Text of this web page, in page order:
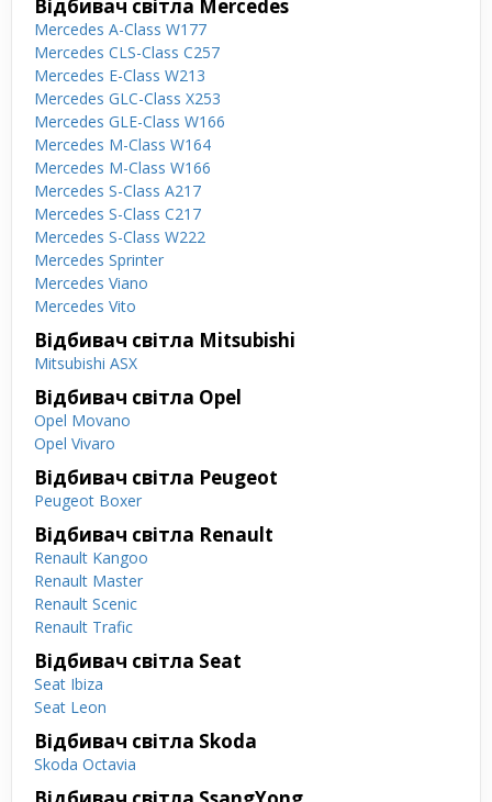
Відбивач світла Mercedes
Mercedes A-Class W177
Mercedes CLS-Class C257
Mercedes E-Class W213
Mercedes GLC-Class X253
Mercedes GLE-Class W166
Mercedes M-Class W164
Mercedes M-Class W166
Mercedes S-Class A217
Mercedes S-Class C217
Mercedes S-Class W222
Mercedes Sprinter
Mercedes Viano
Mercedes Vito
Відбивач світла Mitsubishi
Mitsubishi ASX
Відбивач світла Opel
Opel Movano
Opel Vivaro
Відбивач світла Peugeot
Peugeot Boxer
Відбивач світла Renault
Renault Kangoo
Renault Master
Renault Scenic
Renault Trafic
Відбивач світла Seat
Seat Ibiza
Seat Leon
Відбивач світла Skoda
Skoda Octavia